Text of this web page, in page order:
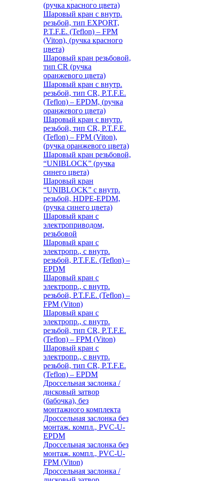
(ручка красного цвета)
Шаровый кран с внутр.
резьбой, тип EXPORT,
P.T.F.E. (Teflon) – FPM
(Viton), (ручка красного
цвета)
Шаровый кран резьбовой,
тип CR (ручка
оранжевого цвета)
Шаровый кран с внутр.
резьбой, тип CR, P.T.F.E.
(Teflon) – EPDM, (ручка
оранжевого цвета)
Шаровый кран с внутр.
резьбой, тип CR, P.T.F.E.
(Teflon) – FPM (Viton),
(ручка оранжевого цвета)
Шаровый кран резьбовой,
“UNIBLOCK” (ручка
синего цвета)
Шаровый кран
“UNIBLOCK” с внутр.
резьбой, HDPE-EPDM,
(ручка синего цвета)
Шаровый кран с
электроприводом,
резьбовой
Шаровый кран с
электропр., с внутр.
резьбой, P.T.F.E. (Teflon) –
EPDM
Шаровый кран с
электропр., с внутр.
резьбой, P.T.F.E. (Teflon) –
FPM (Viton)
Шаровый кран с
электропр., с внутр.
резьбой, тип CR, P.T.F.E.
(Teflon) – FPM (Viton)
Шаровый кран с
электропр., с внутр.
резьбой, тип CR, P.T.F.E.
(Teflon) – EPDM
Дроссельная заслонка /
дисковый затвор
(бабочка), без
монтажного комплекта
Дроссельная заслонка без
монтаж. компл., PVC-U-
EPDM
Дроссельная заслонка без
монтаж. компл., PVC-U-
FPM (Viton)
Дроссельная заслонка /